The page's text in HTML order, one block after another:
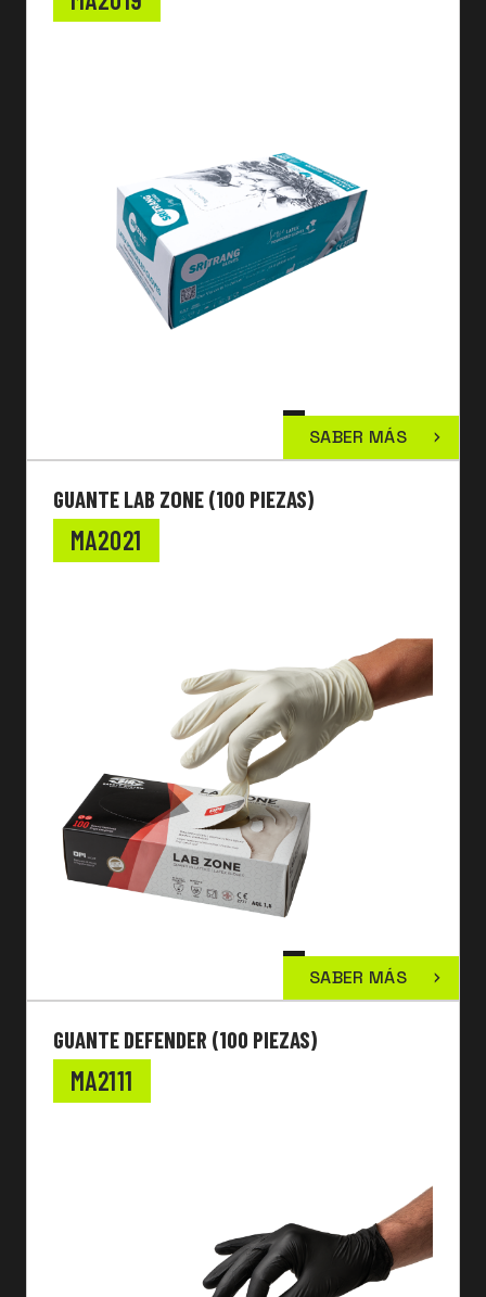
SABER MÁS
GUANTE LAB ZONE (100 PIEZAS)
MA2021
SABER MÁS
GUANTE DEFENDER (100 PIEZAS)
MA2111